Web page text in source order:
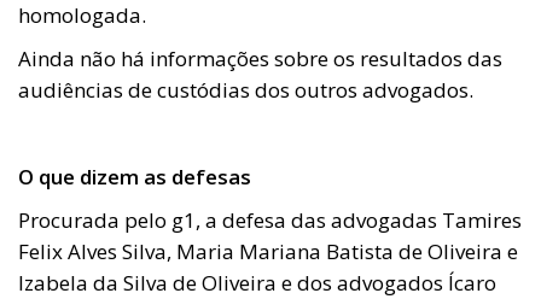
homologada.
Ainda não há informações sobre os resultados das
audiências de custódias dos outros advogados.
O que dizem as defesas
Procurada pelo g1, a defesa das advogadas Tamires
Felix Alves Silva, Maria Mariana Batista de Oliveira e
Izabela da Silva de Oliveira e dos advogados Ícaro